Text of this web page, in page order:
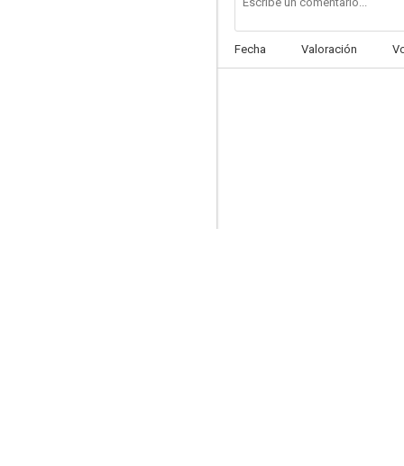
Fecha Valoración